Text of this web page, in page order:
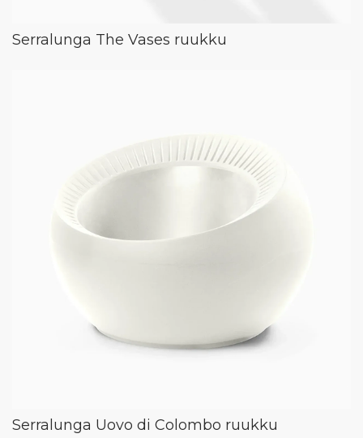
Serralunga The Vases ruukku
Serralunga Uovo di Colombo ruukku